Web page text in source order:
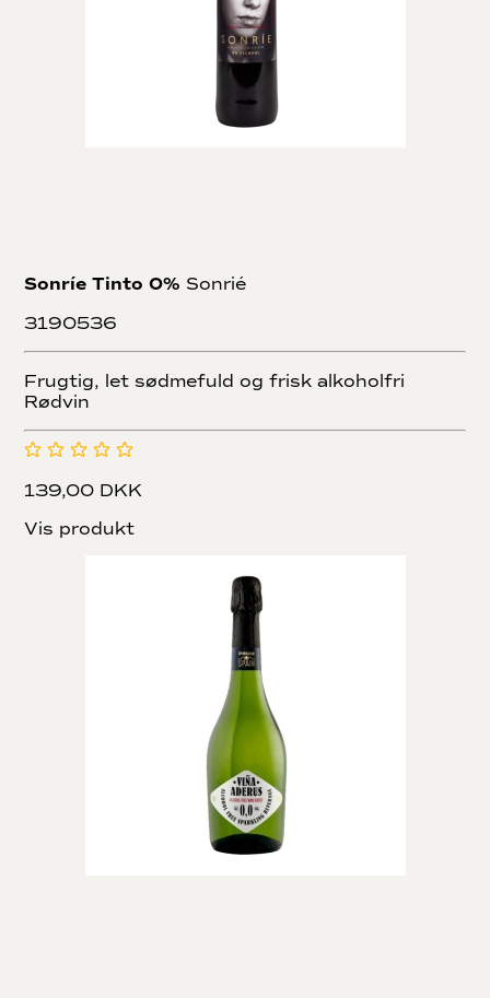
Sonríe Tinto 0% Sonrié
3190536
Frugtig, let sødmefuld og frisk alkoholfri
Rødvin
139,00 DKK
Vis produkt